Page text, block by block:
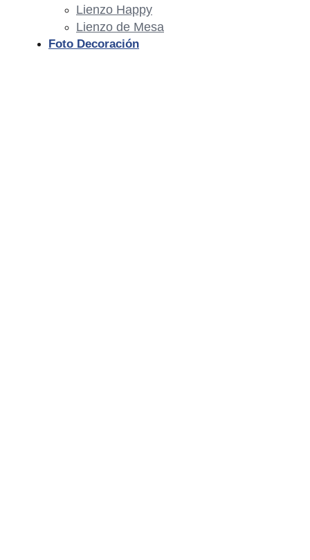
Lienzo Happy
Lienzo de Mesa
Foto Decoración